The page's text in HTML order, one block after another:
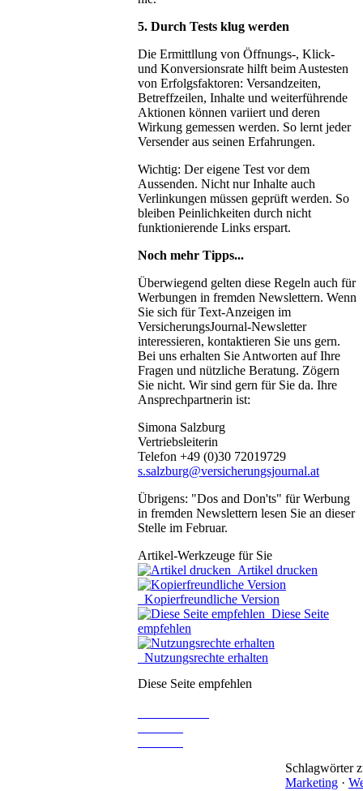
5. Durch Tests klug werden
Die Ermittllung von Öffnungs-, Klick-
und Konversionsrate hilft beim Austesten
von Erfolgsfaktoren: Versandzeiten,
Betreffzeilen, Inhalte und weiterführende
Aktionen können variiert und deren
Wirkung gemessen werden. So lernt jeder
Versender aus seinen Erfahrungen.
Wichtig: Der eigene Test vor dem
Aussenden. Nicht nur Inhalte auch
Verlinkungen müssen geprüft werden. So
bleiben Peinlichkeiten durch nicht
funktionierende Links erspart.
Noch mehr Tipps...
Überwiegend gelten diese Regeln auch für
Werbungen in fremden Newslettern. Wenn
Sie sich für Text-Anzeigen im
VersicherungsJournal-Newsletter
interessieren, kontaktieren Sie uns gern.
Bei uns erhalten Sie Antworten auf Ihre
Fragen und nützliche Beratung. Zögern
Sie nicht. Wir sind gern für Sie da. Ihre
Ansprechpartnerin ist:
Simona Salzburg
Vertriebsleiterin
Telefon +49 (0)30 72019729
s.salzburg@versicherungsjournal.at
Übrigens: "Dos and Don'ts" für Werbung
in fremden Newslettern lesen Sie an dieser
Stelle im Februar.
Artikel-Werkzeuge für Sie
Artikel drucken
Kopierfreundliche Version
Diese Seite
empfehlen
Nutzungsrechte erhalten
Diese Seite empfehlen
Schlagwörter
Marketing ·